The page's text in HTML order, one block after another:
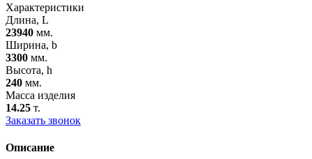
Характеристики
Длина, L
23940 мм.
Ширина, b
3300 мм.
Высота, h
240 мм.
Масса изделия
14.25 т.
Заказать звонок
Описание